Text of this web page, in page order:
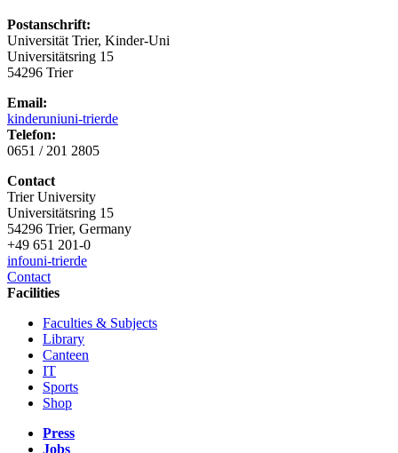
Postanschrift:
Universität Trier, Kinder-Uni
Universitätsring 15
54296 Trier
Email:
kinderuniuni-trierde
Telefon:
0651 / 201 2805
Contact
Trier University
Universitätsring 15
54296 Trier, Germany
+49 651 201-0
infouni-trierde
Contact
Facilities
Faculties & Subjects
Library
Canteen
IT
Sports
Shop
Press
Jobs